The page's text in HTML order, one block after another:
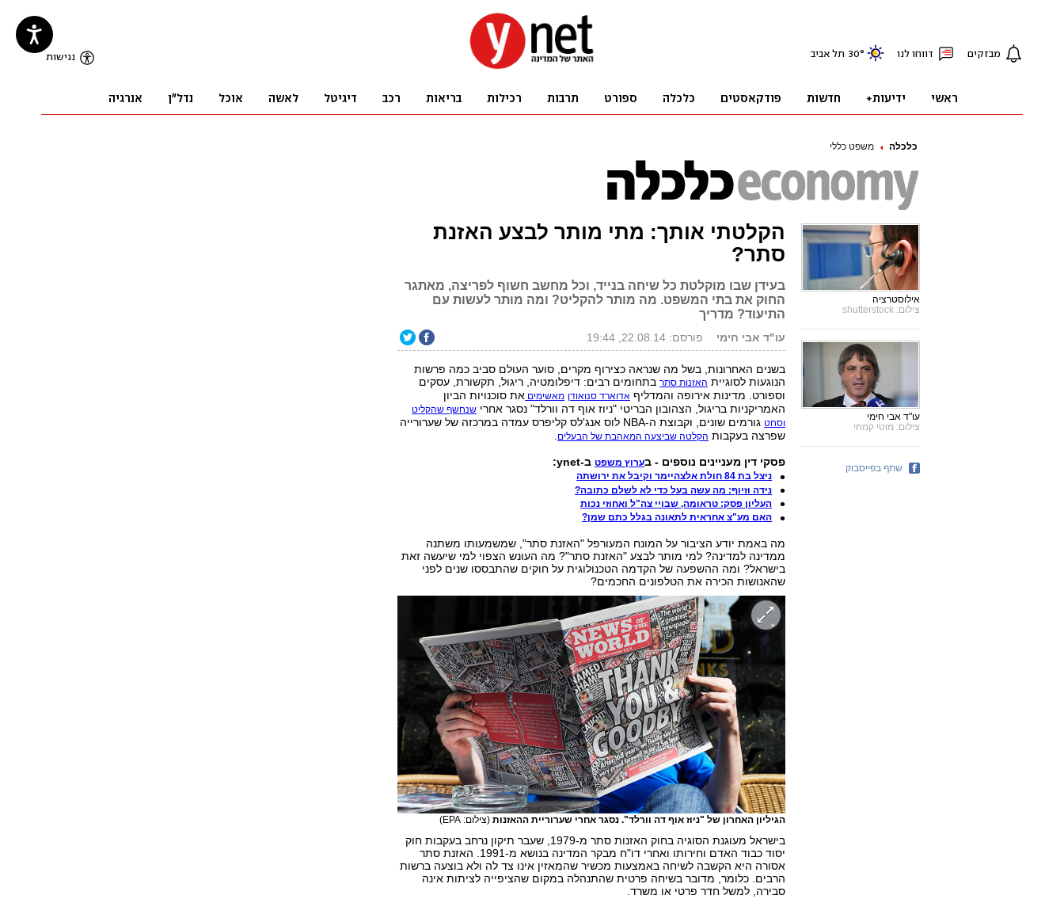
כלכלה משפט כללי
הקלטתי אותך: מתי מותר לבצע האזנת
סתר?
בעידן שבו מוקלטת כל שיחה בנייד, וכל מחשב חשוף לפריצה, מאתגר
החוק את בתי המשפט. מה מותר להקליט? ומה מותר לעשות עם
התיעוד? מדריך
עו"ד אבי חימי פורסם: 22.08.14, 19:44
בשנים האחרונות, בשל מה שנראה כצירוף מקרים, סוער העולם סביב כמה פרשות
הנוגעות לסוגיית האזנות סתרבתחומים רבים: דיפלומטיה, ריגול, תקשורת, עסקים
וספורט. מדינות אירופה והמדליף אדוארד סנואודן מאשימים את סוכנויות הביון
האמריקניות בריגול, הצהובון הבריטי "ניוז אוף דה וורלד" נסגר אחרי שנחשף שהקליט
וסחט
גורמים שונים, וקבוצת ה-NBA לוס אנג'לס קליפרס עמדה במרכזה של שערורייה
שפרצה בעקבות הקלטה שביצעה המאהבת של הבעלים.
פסקי דין מעניינים נוספים - בערוץ משפט ב-ynet:
ניצל בת 84 חולת אלצהיימר וקיבל את ירושתה
נידה וזיוף: מה עשה בעל כדי לא לשלם כתובה?
העליון פסק: טראומה, שבויי צה"ל ואחוזי נכות
האם מע"צ אחראית לתאונה בגלל כתם שמן?
מה באמת יודע הציבור על המונח המעורפל "האזנת סתר", שמשמעותו משתנה
ממדינה למדינה? למי מותר לבצע "האזנת סתר"? מה העונש הצפוי למי שיעשה זאת
בישראל? ומה ההשפעה של הקדמה הטכנולוגית על חוקים שהתבססו שנים לפני
שהאנושות הכירה את הטלפונים החכמים?
הגיליון האחרון של "ניוז אוף דה וורלד". נסגר אחרי שערוריית ההאזנות (צילום: EPA)
בישראל מעוגנת הסוגיה בחוק האזנות סתר מ-1979, שעבר תיקון נרחב בעקבות חוק
יסוד כבוד האדם וחירותו ואחרי דו"ח מבקר המדינה בנושא מ-1991. האזנת סתר
אסורה היא הקשבה לשיחה באמצעות מכשיר שהמאזין אינו צד לה ולא בוצעה ברשות
הרבים. כלומר, מדובר בשיחה פרטית שהתנהלה במקום שהציפייה לציתות אינה
סבירה, למשל חדר פרטי או משרד.
אילוסטרציה
צילום: shutterstock
עו"ד אבי חימי
צילום: מוטי קמחי
שתף בפייסבוק